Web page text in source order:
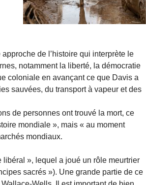
de l’histoire qui interprète le
notamment la liberté, la démocratie
coloniale en avançant ce que Davis a
sauvées, du transport à vapeur et des
de personnes ont trouvé la mort, ce
mondiale », mais « au moment
mondiaux.
libéral », lequel a joué un rôle meurtrier
sacrés »). Une grande partie de ce